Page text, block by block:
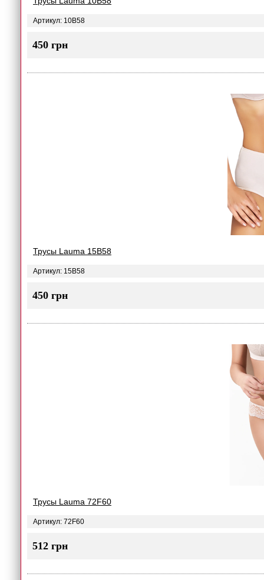
Артикул: 10B58
450 грн
Трусы Lauma 15B58
Артикул: 15B58
450 грн
Трусы Lauma 72F60
Артикул: 72F60
512 грн